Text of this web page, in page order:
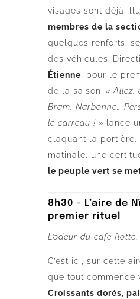
visages sont déjà
membres de la
quelques renforts,
des véhicules.
Étienne , pour le
de la saison. « Allez,
Bram, Narbonne…
le carreau ! » lance
claquant la portière.
matinale, une
le peuple vert se
8h30 – L’aire de
premier rituel
L’odeur du café
C’est ici, sur cette
que tout commence
Croissants dorés,